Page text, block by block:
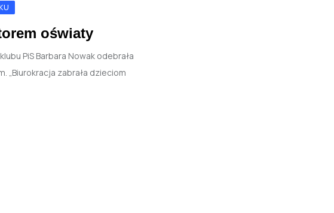
oświaty
PiS Barbara Nowak odebrała
„Biurokracja zabrała dzieciom